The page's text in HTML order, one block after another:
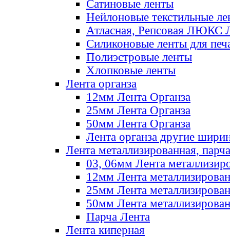
Сатиновые ленты
Нейлоновые текстильные
Атласная, Репсовая ЛЮКС
Силиконовые ленты для
Полиэстровые ленты
Хлопковые ленты
Лента органза
12мм Лента Органза
25мм Лента Органза
50мм Лента Органза
Лента органза другие
Лента металлизированная, парча
03, 06мм Лента
12мм Лента
25мм Лента
50мм Лента
Парча Лента
Лента киперная